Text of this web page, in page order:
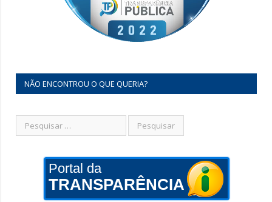
NÃO ENCONTROU O QUE QUERIA?
Portal da
TRANSPARÊNCIA